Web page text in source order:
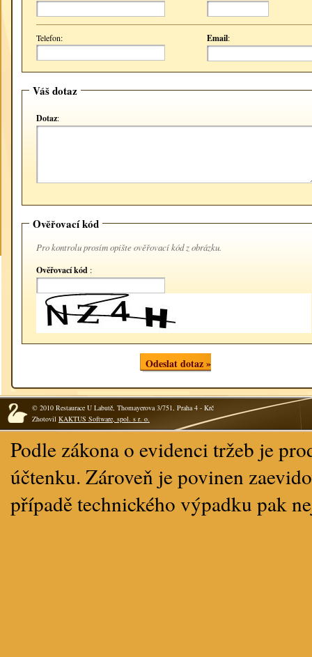
Telefon: Email:
Váš dotaz
Dotaz:
Ověřovací kód
Pro kontrolu prosím opište ověřovací kód z obrázku.
Ověřovací kód :
Odeslat dotaz »
© 2010 Restaurace U Labutě, Thomayerova 3/751, Praha 4 - Krč
Zhotovil KAKTUS Software, spol. s r. o.
Podle zákona o evidenci tržeb je
účtenku. Zároveň je povinen
případě technického výpadku pak